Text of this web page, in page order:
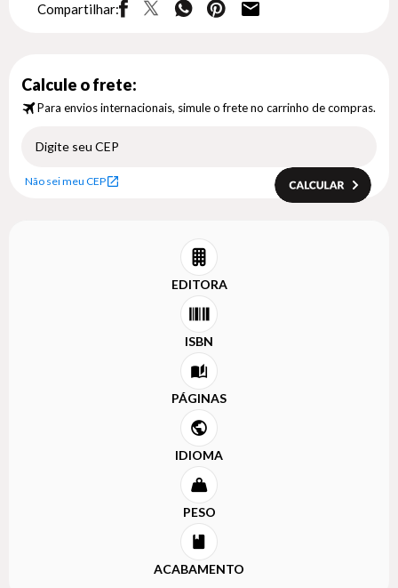
Compartilhar:
Calcule o frete:
Para envios internacionais, simule o frete no carrinho de compras.
Não sei meu CEP
EDITORA
ISBN
PÁGINAS
IDIOMA
PESO
ACABAMENTO